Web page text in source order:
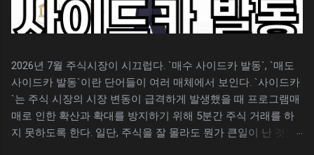
었...
것과 같다. 스프레드시트의 행을 선택 후 마우스
오른쪽 버튼을 클릭하고 행 크기를 입력해 주면
경할 행을 선택하고 마우스 오른쪽 버튼을 클릭
한다. 메뉴 하단의 행 크기 조절을 선택한다. 행
크기를 조절할 수치를 입력한다. 위의 과정이 불
편하다면 마우스로 단순히 행 높이를 조절할 수
도 있다. 과정 보기 위의 방법을 이용하여 실제
2026년 7월 주식시장이 시끄럽다. `매수 사이드카 발동`, `매도
사이드카 발동`이란 단어들이 여러 매체에서 보인다. `사이드카
`는 주식 시장의 시장 변동이 급격하게 발생했을 때 프로그램매
매로 인한 확산과 확대를 방지하기 위해 5분간 주식 거래를 하
지 못하도록 한다. 일단, 주식을 잘 몰라도 뭔가 큰일이 난 것은